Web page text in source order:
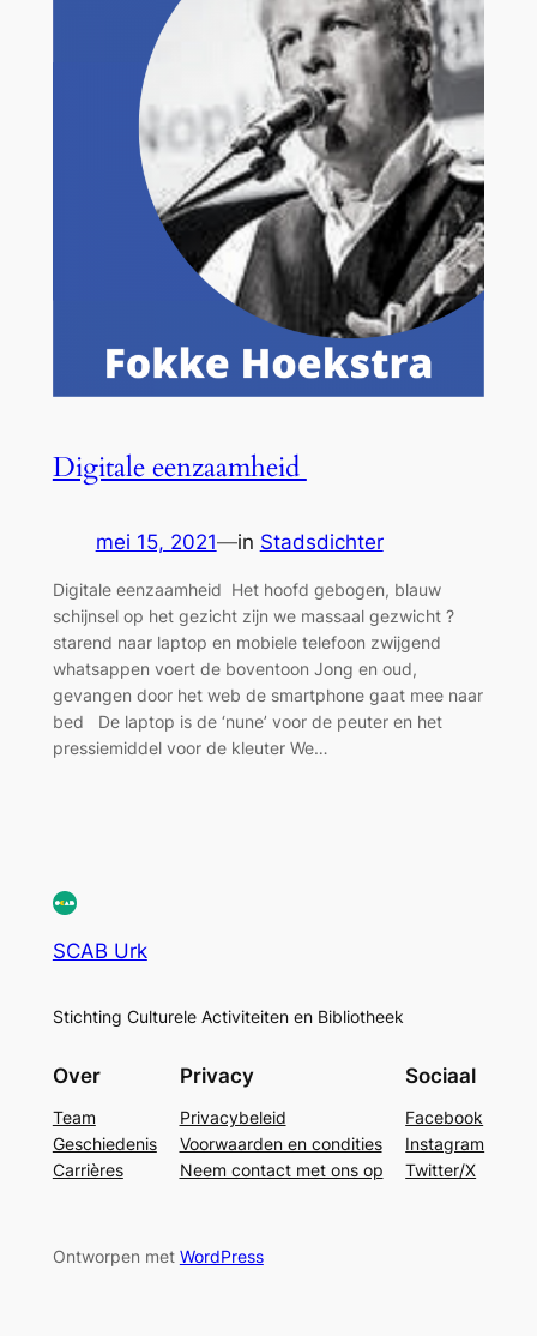
Digitale eenzaamheid
mei 15, 2021—in Stadsdichter
Digitale eenzaamheid Het hoofd gebogen, blauw
schijnsel op het gezicht zijn we massaal gezwicht ?
starend naar laptop en mobiele telefoon zwijgend
whatsappen voert de boventoon Jong en oud,
gevangen door het web de smartphone gaat mee naar
bed De laptop is de ‘nune’ voor de peuter en het
pressiemiddel voor de kleuter We…
SCAB Urk
Stichting Culturele Activiteiten en Bibliotheek
Over
Team
Geschiedenis
Carrières
Privacy
Privacybeleid
Voorwaarden en condities
Neem contact met ons op
Sociaal
Facebook
Instagram
Twitter/X
Ontworpen met WordPress